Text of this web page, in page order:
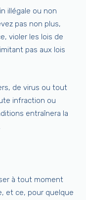
illégale ou non
pas non plus,
violer les lois de
pas aux lois
de virus ou tout
infraction ou
entraînera la
à tout moment
et ce, pour quelque